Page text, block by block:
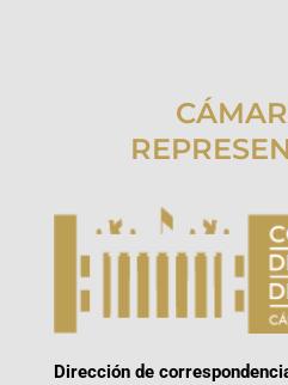
Dirección de